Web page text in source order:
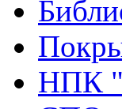
НПК